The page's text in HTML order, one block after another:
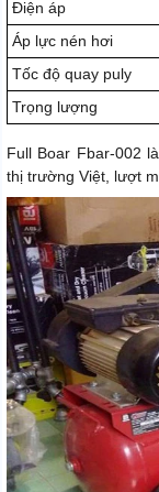
Điện áp
Áp lực nén hơi
Tốc độ quay puly
Trọng lượng
Full Boar Fbar-002
thị trường Việt, lượt